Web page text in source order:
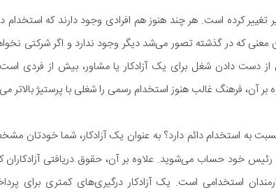
کرده است. هر چند هنوز هم افرادی وجود دارند که استخدام
معنی که در گذشته تصور می‌شد دیگر وجود ندارد و اگر شرکتی
از دست دادن شغل برای یک آزادکار یا مشاور، بیش از فردی
آن، فرهنگ غالب هنوز استخدام رسمی را شغلی با پرستیژ بالاتر
به استخدام دائم دارد؟ به عنوان یک آزادکار، شما خودتان
رئیس خود حساب می‌شوید. علاوه بر آن، حقوق دریافتی
استخدامی است. یک آزادکار درگیری‌های کمتری برای